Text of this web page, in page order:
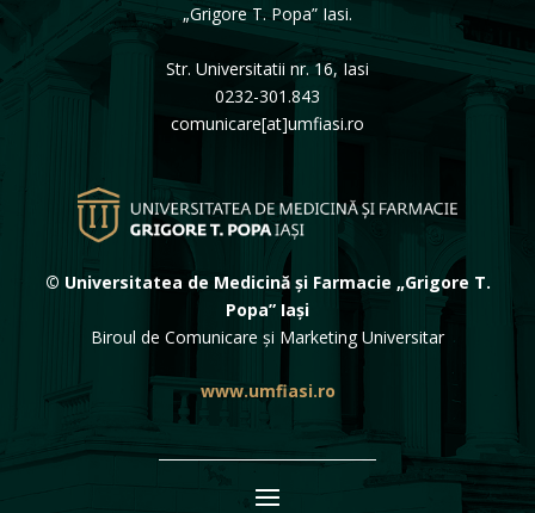
„Grigore T. Popa” Iasi.
Str. Universitatii nr. 16, Iasi
0232-301.843
comunicare[at]umfiasi.ro
© Universitatea de Medicină și Farmacie „Grigore T.
Popa” Iași
Biroul de Comunicare și Marketing Universitar
www.umfiasi.ro